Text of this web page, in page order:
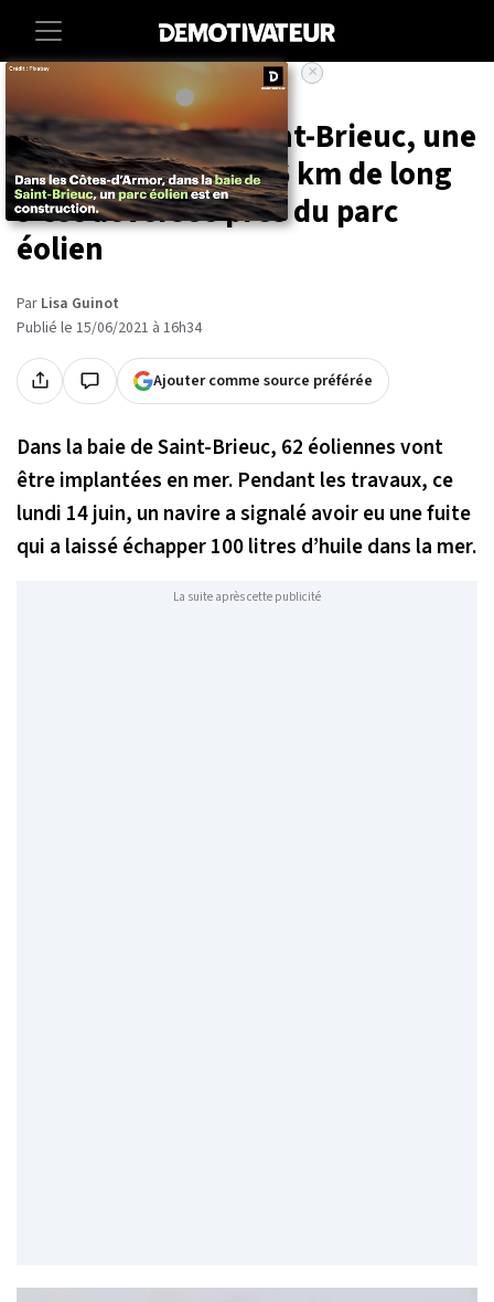
Environnement
Dans la baie de Saint-Brieuc, une
nappe d'huile de 16 km de long
s'est déversée près du parc
éolien
Par Lisa Guinot
Publié le 15/06/2021 à 16h34
Ajouter comme source préférée
×
Dans la baie de Saint-Brieuc, 62 éoliennes vont
être implantées en mer. Pendant les travaux, ce
lundi 14 juin, un navire a signalé avoir eu une fuite
qui a laissé échapper 100 litres d’huile dans la mer.
La suite après cette publicité